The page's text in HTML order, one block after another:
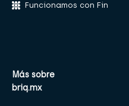
Funcionamos con Fin
Más sobre
briq.mx